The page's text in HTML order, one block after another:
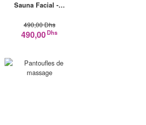
Sauna Facial -…
490,00 Dhs
490,00Dhs